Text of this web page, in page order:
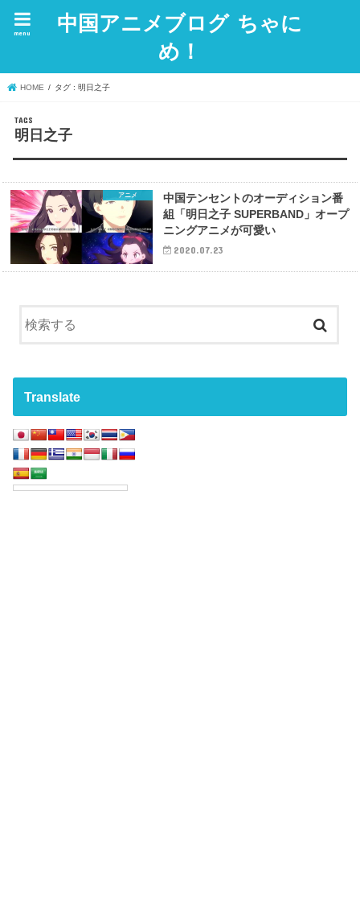
中国アニメブログ ちゃに
め！
menu
HOME タグ : 明日之子
明日之子
アニメ
中国テンセントのオーディション番
組「明日之子 SUPERBAND」オープ
ニングアニメが可愛い
2020.07.23
Translate